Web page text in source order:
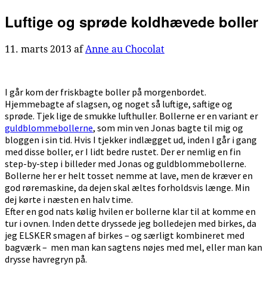
Luftige og sprøde koldhævede boller
11. marts 2013 afAnne au Chocolat
I går kom der friskbagte boller på morgenbordet.
Hjemmebagte af slagsen, og noget så luftige, saftige og
sprøde. Tjek lige de smukke lufthuller. Bollerne er en variant er
guldblommebollerne, som min ven Jonas bagte til mig og
bloggen i sin tid. Hvis I tjekker indlægget ud, inden I går i gang
med disse boller, er I lidt bedre rustet. Der er nemlig en fin
step-by-step i billeder med Jonas og guldblommebollerne.
Bollerne her er helt tosset nemme at lave, men de kræver en
god røremaskine, da dejen skal æltes forholdsvis længe. Min
dej kørte i næsten en halv time.
Efter en god nats kølig hvilen er bollerne klar til at komme en
tur i ovnen. Inden dette dryssede jeg bolledejen med birkes, da
jeg ELSKER smagen af birkes – og særligt kombineret med
bagværk – men man kan sagtens nøjes med mel, eller man kan
drysse havregryn på.